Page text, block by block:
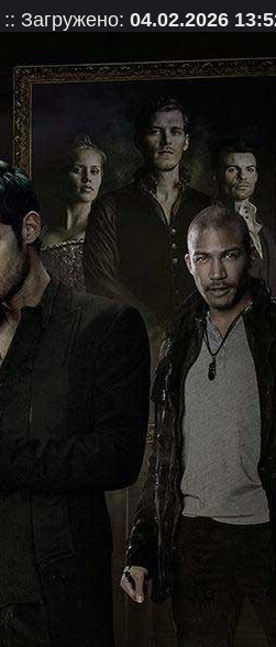
:: Загружено: 04.02.2026